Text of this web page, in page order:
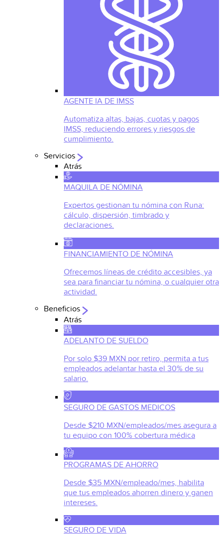
AGENTE IA DE IMSS
Automatiza altas, bajas, cuotas y pagos
IMSS, reduciendo errores y riesgos de
cumplimiento.
Servicios
Atrás
MAQUILA DE NÓMINA
Expertos gestionan tu nómina con Runa:
cálculo, dispersión, timbrado y
declaraciones.
FINANCIAMIENTO DE NÓMINA
Ofrecemos líneas de crédito accesibles, ya
sea para financiar tu nómina, o cualquier otra
actividad.
Beneficios
Atrás
ADELANTO DE SUELDO
Por solo $39 MXN por retiro, permita a tus
empleados adelantar hasta el 30% de su
salario.
SEGURO DE GASTOS MEDICOS
Desde $210 MXN/empleados/mes asegura a
tu equipo con 100% cobertura médica
PROGRAMAS DE AHORRO
Desde $35 MXN/empleado/mes, habilita
que tus empleados ahorren dinero y ganen
intereses.
SEGURO DE VIDA